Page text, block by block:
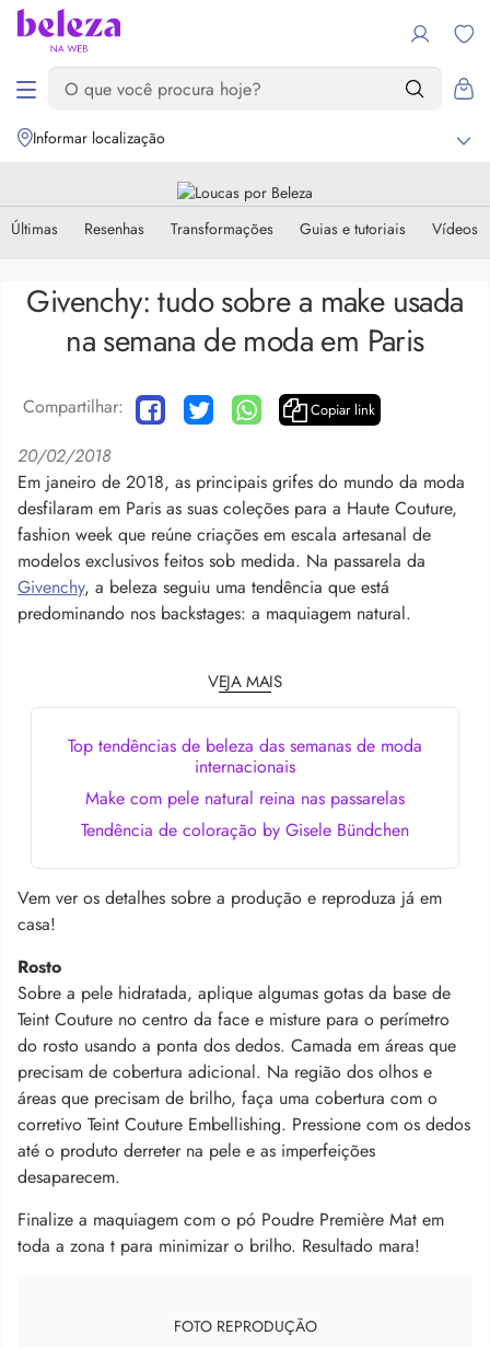
Informar localização
Últimas Resenhas Transformações Guias e tutoriais Vídeos
Givenchy: tudo sobre a make usada
na semana de moda em Paris
Compartilhar: Copiar link
20/02/2018
Em janeiro de 2018, as principais grifes do mundo da moda
desfilaram em Paris as suas coleções para a Haute Couture,
fashion week que reúne criações em escala artesanal de
modelos exclusivos feitos sob medida. Na passarela da
Givenchy, a beleza seguiu uma tendência que está
predominando nos backstages: a maquiagem natural.
VEJA MAIS
Top tendências de beleza das semanas de moda
internacionais
Make com pele natural reina nas passarelas
Tendência de coloração by Gisele Bündchen
Vem ver os detalhes sobre a produção e reproduza já em
casa!
Rosto
Sobre a pele hidratada, aplique algumas gotas da base de
Teint Couture no centro da face e misture para o perímetro
do rosto usando a ponta dos dedos. Camada em áreas que
precisam de cobertura adicional. Na região dos olhos e
áreas que precisam de brilho, faça uma cobertura com o
corretivo Teint Couture Embellishing. Pressione com os dedos
até o produto derreter na pele e as imperfeições
desaparecem.
Finalize a maquiagem com o pó Poudre Première Mat em
toda a zona t para minimizar o brilho. Resultado mara!
FOTO REPRODUÇÃO